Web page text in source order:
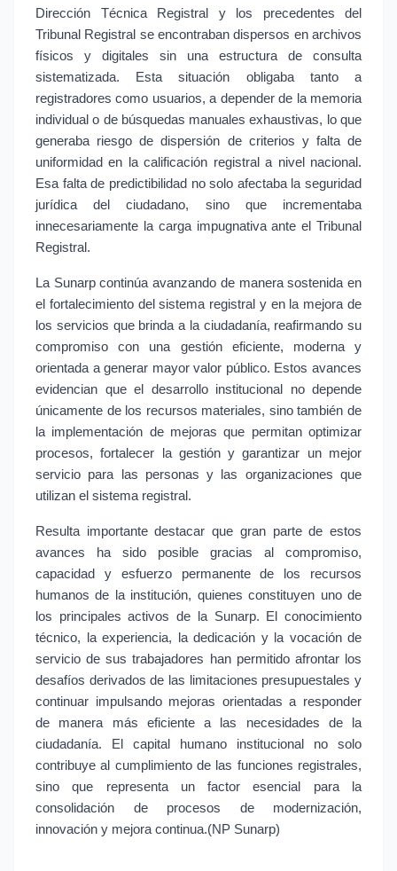
Dirección Técnica Registral y los precedentes del
Tribunal Registral se encontraban dispersos en archivos
físicos y digitales sin una estructura de consulta
sistematizada. Esta situación obligaba tanto a
registradores como usuarios, a depender de la memoria
individual o de búsquedas manuales exhaustivas, lo que
generaba riesgo de dispersión de criterios y falta de
uniformidad en la calificación registral a nivel nacional.
Esa falta de predictibilidad no solo afectaba la seguridad
jurídica del ciudadano, sino que incrementaba
innecesariamente la carga impugnativa ante el Tribunal
Registral.
La Sunarp continúa avanzando de manera sostenida en
el fortalecimiento del sistema registral y en la mejora de
los servicios que brinda a la ciudadanía, reafirmando su
compromiso con una gestión eficiente, moderna y
orientada a generar mayor valor público. Estos avances
evidencian que el desarrollo institucional no depende
únicamente de los recursos materiales, sino también de
la implementación de mejoras que permitan optimizar
procesos, fortalecer la gestión y garantizar un mejor
servicio para las personas y las organizaciones que
utilizan el sistema registral.
Resulta importante destacar que gran parte de estos
avances ha sido posible gracias al compromiso,
capacidad y esfuerzo permanente de los recursos
humanos de la institución, quienes constituyen uno de
los principales activos de la Sunarp. El conocimiento
técnico, la experiencia, la dedicación y la vocación de
servicio de sus trabajadores han permitido afrontar los
desafíos derivados de las limitaciones presupuestales y
continuar impulsando mejoras orientadas a responder
de manera más eficiente a las necesidades de la
ciudadanía. El capital humano institucional no solo
contribuye al cumplimiento de las funciones registrales,
sino que representa un factor esencial para la
consolidación de procesos de modernización,
innovación y mejora continua.(NP Sunarp)